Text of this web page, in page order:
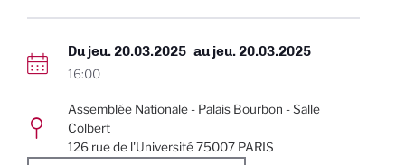
Du jeu. 20.03.2025
16:00
au jeu. 20.03.2025
Assemblée Nationale - Palais Bourbon - Salle
Colbert
126 rue de l'Université 75007 PARIS